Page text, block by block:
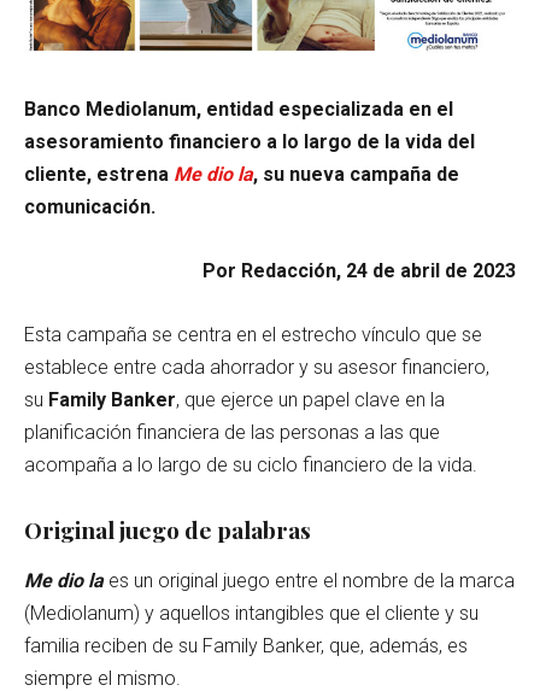
Banco Mediolanum, entidad especializada en el
asesoramiento financiero a lo largo de la vida del
cliente, estrena Me dio la, su nueva campaña de
comunicación.
Por Redacción, 24 de abril de 2023
Esta campaña se centra en el estrecho vínculo que se
establece entre cada ahorrador y su asesor financiero,
su Family Banker, que ejerce un papel clave en la
planificación financiera de las personas a las que
acompaña a lo largo de su ciclo financiero de la vida.
Original juego de palabras
Me dio laes un original juego entre el nombre de la marca
(Mediolanum) y aquellos intangibles que el cliente y su
familia reciben de su Family Banker, que, además, es
siempre el mismo.